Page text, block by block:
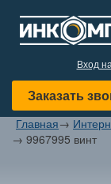
Вход
Заказать
Главная→
→ 9967995 винт